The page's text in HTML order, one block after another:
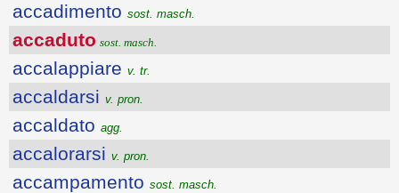
accadimento sost. masch.
accaduto sost. masch.
accalappiare v. tr.
accaldarsi v. pron.
accaldato agg.
accalorarsi v. pron.
accampamento sost. masch.